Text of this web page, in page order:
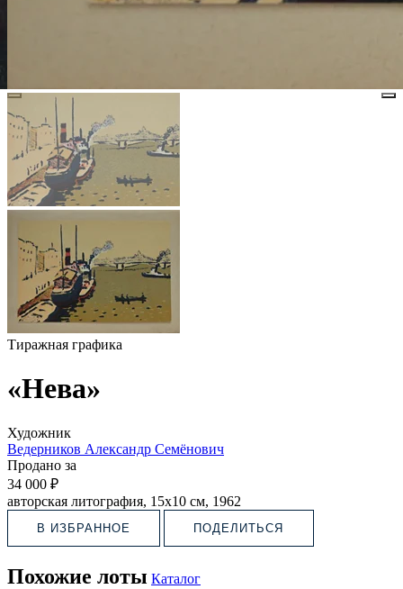
Тиражная графика
«Нева»
Художник
Ведерников Александр Семёнович
Продано за
34 000 ₽
авторская литография, 15х10 см, 1962
В ИЗБРАННОЕ ПОДЕЛИТЬСЯ
Похожие лоты Каталог